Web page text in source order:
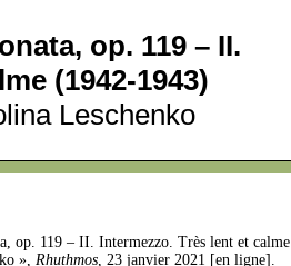
op. 119 – II.
(1942-1943)
Leschenko
op. 119 – II. Intermezzo. Très lent et calme
», Rhuthmos, 23 janvier 2021 [en ligne].